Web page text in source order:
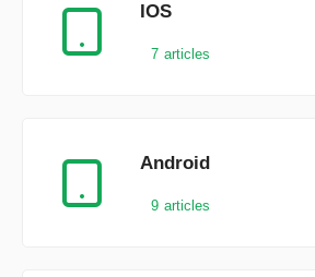
IOS
7 articles
Android
9 articles